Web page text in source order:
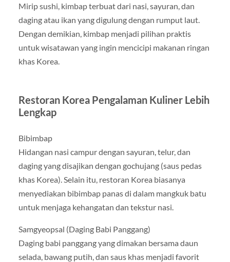
Mirip sushi, kimbap terbuat dari nasi, sayuran, dan
daging atau ikan yang digulung dengan rumput laut.
Dengan demikian, kimbap menjadi pilihan praktis
untuk wisatawan yang ingin mencicipi makanan ringan
khas Korea.
Restoran Korea Pengalaman Kuliner Lebih
Lengkap
Bibimbap
Hidangan nasi campur dengan sayuran, telur, dan
daging yang disajikan dengan gochujang (saus pedas
khas Korea). Selain itu, restoran Korea biasanya
menyediakan bibimbap panas di dalam mangkuk batu
untuk menjaga kehangatan dan tekstur nasi.
Samgyeopsal (Daging Babi Panggang)
Daging babi panggang yang dimakan bersama daun
selada, bawang putih, dan saus khas menjadi favorit